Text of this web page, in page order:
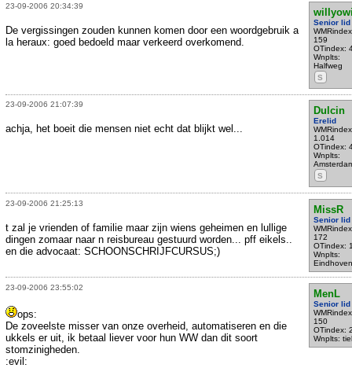
23-09-2006 20:34:39
Senior lid
159
OTindex:
Wnplts:
Halfweg
S
De vergissingen zouden kunnen komen door een woordgebruik a
la heraux: goed bedoeld maar verkeerd overkomend.
23-09-2006 21:07:39
Dulcin
Erelid
1.014
OTindex:
Wnplts:
S
achja, het boeit die mensen niet echt dat blijkt wel...
23-09-2006 21:25:13
MissR
Senior lid
172
OTindex:
Wnplts:
Eindhoven
t zal je vrienden of familie maar zijn wiens geheimen en lullige
dingen zomaar naar n reisbureau gestuurd worden... pff eikels..
en die advocaat: SCHOONSCHRIJFCURSUS;)
23-09-2006 23:55:02
MenL
Senior lid
150
OTindex:
Wnplts: tiel
ops:
De zoveelste misser van onze overheid, automatiseren en die
ukkels er uit, ik betaal liever voor hun WW dan dit soort
stomzinigheden.
:evil: